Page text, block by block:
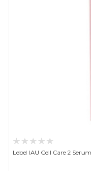
Lebel IAU Cell Care 2